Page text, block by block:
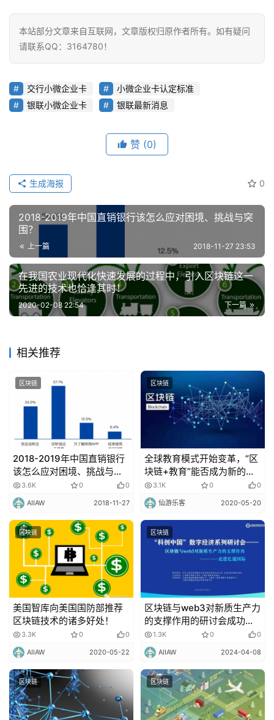
本站部分文章来自互联网，文章版权归原作者所有。如有疑问
请联系QQ：3164780！
交行小微企业卡
小微企业卡认定标准
银联小微企业卡
银联最新消息
赞 (0)
0
生成海报
2018-2019年中国直销银行该怎么应对困境、挑战与突
围？
上一篇 2018-11-27 23:53
在我国农业现代化快速发展的过程中，引入区块链这一
先进的技术也恰逢其时！
下一篇
2020-02-08 22:54
相关推荐
区块链
2018-2019年中国直销银行
该怎么应对困境、挑战与突
围？
3.6K 0 0
AIIAW 2018-11-27
区块链
全球教育模式开始变革，“区
块链+教育”能否成为新的拐
点？
3.1K 0 0
仙游乐客 2020-05-20
区块链
美国智库向美国国防部推荐
区块链技术的诸多好处！
3.3K 0 0
AIIAW 2020-05-22
区块链
区块链与web3对新质生产力
的支撑作用的研讨会成功举
办1.3K 0 0
AIIAW 2024-04-08
区块链 区块链